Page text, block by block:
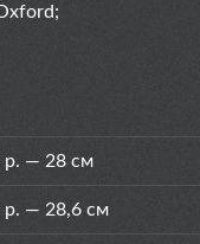
р. — 28 см
р. — 28,6 см